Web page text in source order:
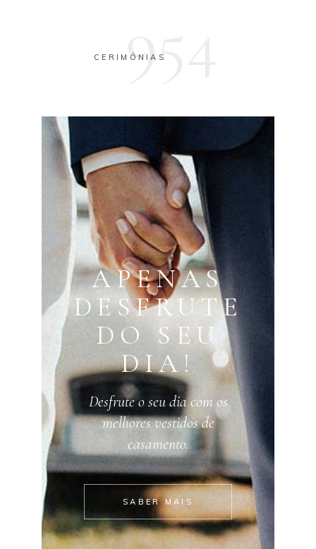
954
CERIMÓNIAS
APENAS
DESFRUTE
DO SEU
DIA!
Desfrute o seu dia com os
melhores vestidos de
casamento.
SABER MAIS